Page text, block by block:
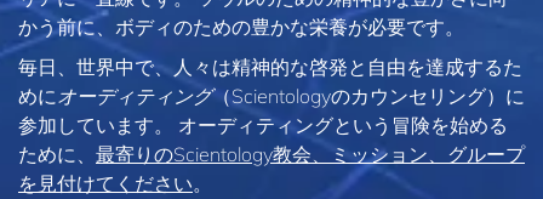
かう前に、ボディのための豊かな栄養が必要です。
毎日、世界中で、人々は精神的な啓発と自由を達成するた
めにオーディティング（Scientologyのカウンセリング）に
参加しています。 オーディティングという冒険を始める
ために、 最寄りのScientology教会、ミッション、グループ
を見付けてください。